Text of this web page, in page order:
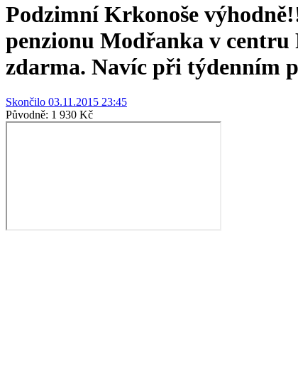
Podzimní Krkonoše
penzionu Modřanka v centru
zdarma. Navíc při týdenním
Skončilo 03.11.2015 23:45
Původně: 1 930 Kč